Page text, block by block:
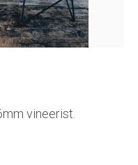
vineerist.